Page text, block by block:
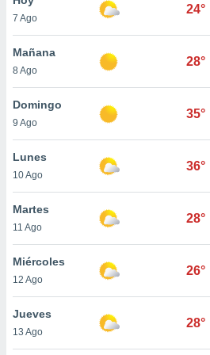
en
más
nuestra
de
cookies
aceptar
7 Ago
24°
Mañana
8 Ago
28°
Domingo
9 Ago
35°
Lunes
10 Ago
36°
Martes
11 Ago
28°
Miércoles
12 Ago
26°
Jueves
13 Ago
28°